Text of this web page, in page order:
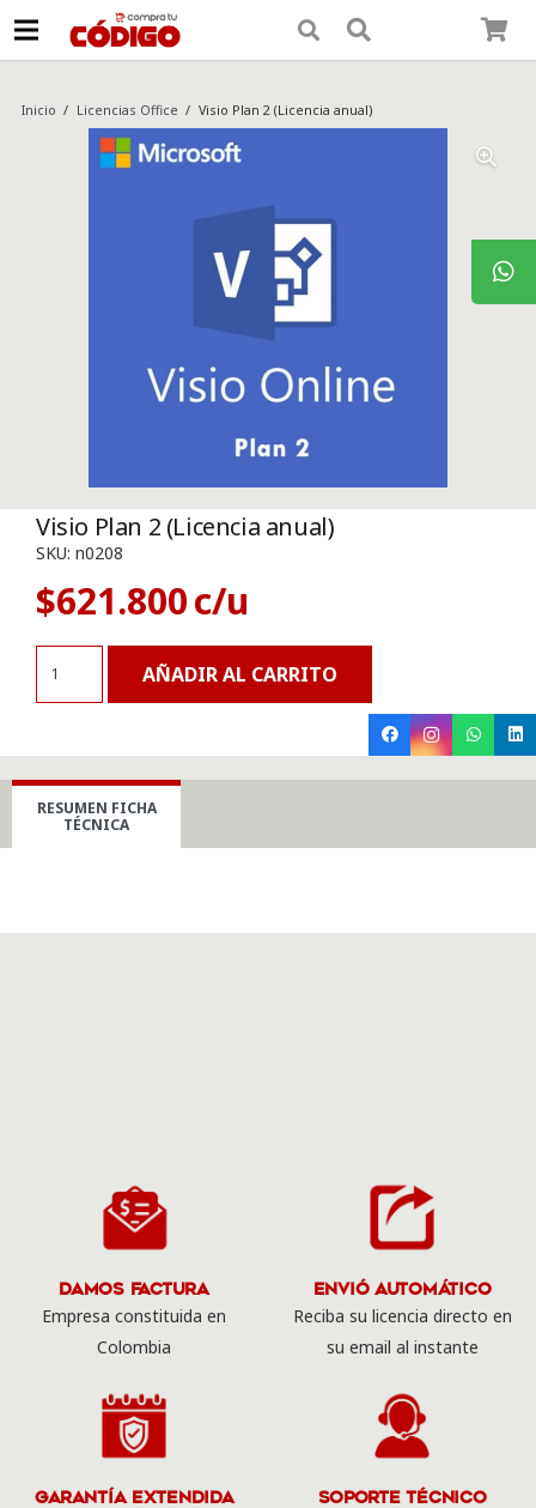
Inicio / Licencias Office / Visio Plan 2 (Licencia anual)
Visio Plan 2 (Licencia anual)
SKU: n0208
$621.800
(Licencia anual)
cantidad
AÑADIR AL CARRITO
RESUMEN FICHA
TÉCNICA
Damos Factura
Empresa constituida en
Colombia
Envió Automático
Reciba su licencia directo en
su email al instante
Garantía Extendida Soporte Técnico